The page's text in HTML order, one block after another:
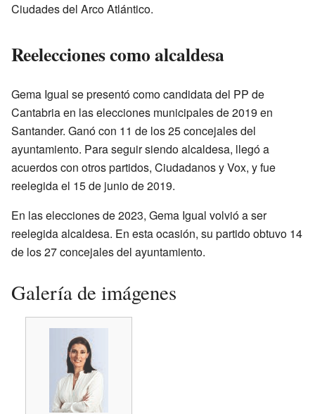
Ciudades del Arco Atlántico.
Reelecciones como alcaldesa
Gema Igual se presentó como candidata del PP de
Cantabria en las elecciones municipales de 2019 en
Santander. Ganó con 11 de los 25 concejales del
ayuntamiento. Para seguir siendo alcaldesa, llegó a
acuerdos con otros partidos, Ciudadanos y Vox, y fue
reelegida el 15 de junio de 2019.
En las elecciones de 2023, Gema Igual volvió a ser
reelegida alcaldesa. En esta ocasión, su partido obtuvo 14
de los 27 concejales del ayuntamiento.
Galería de imágenes